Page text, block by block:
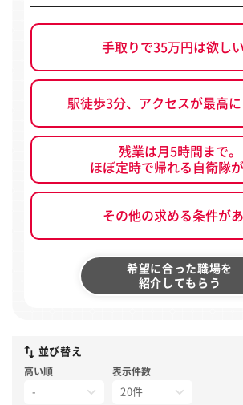
手取りで35万円は欲し
駅徒歩3分、アクセスが最高
残業は月5時間まで。
ほぼ定時で帰れる自衛隊
その他の求める条件が
希望に合った職場を
紹介してもらう
並び替え
高い順 表示件数